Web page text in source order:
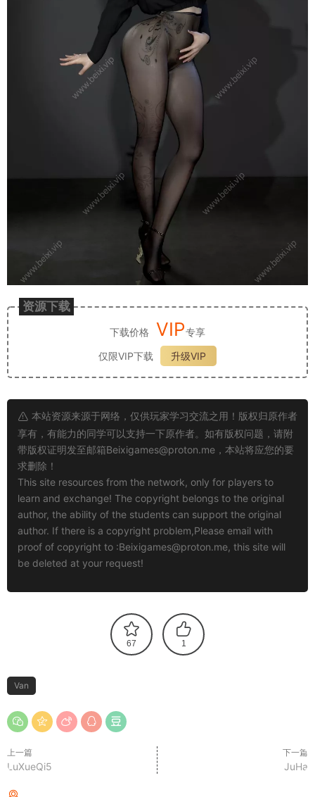
资源下载
下载价格 VIP专享
仅限VIP下载
升级VIP
本站资源来源于网络，仅供玩家学习交流之用！版权归原作者
享有，有能力的同学可以支持一下原作者。如有版权问题，请附
带版权证明发至邮箱Beixigames@proton.me ，本站将应您的要
求删除！
This site resources from the network, only for players to
learn and exchange! The copyright belongs to the original
author, the ability of the students can support the original
author. If there is a copyright problem,Please email with
proof of copyright to :Beixigames@proton.me, this site will
be deleted at your request!
67 1
Van
上一篇
LuXueQi5
下一篇
JuHa